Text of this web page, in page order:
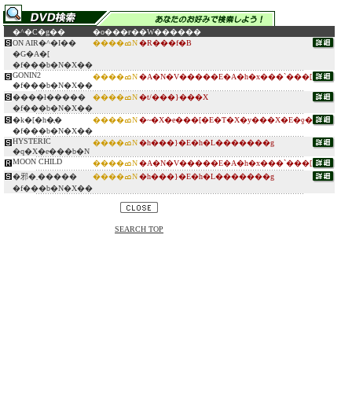
�^�C�g�� �o���ғ��W������
ON AIR�^�I��
�G�A�[
�f���b�N�X��
����ߘN�R���f�B
GONIN2
�f���b�N�X��
����ߘN�A�N�V�����E�A�h�x���`���[
����ł�����
�f���b�N�X��
����ߘN�t/���}���X
�k�[�h�̖�
�f���b�N�X��
����ߘN�~�X�e���[�E�T�X�y���X�E�ƍ�
HYSTERIC
�q�X�e���b�N
����ߘN�h���}�E�h�L�������g
MOON CHILD ����ߘN�A�N�V�����E�A�h�x���`���[
�邪�܂�����
�f���b�N�X��
����ߘN�h���}�E�h�L�������g
SEARCH TOP